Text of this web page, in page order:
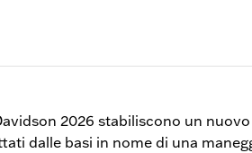
2026 stabiliscono un
dalle basi in nome di una